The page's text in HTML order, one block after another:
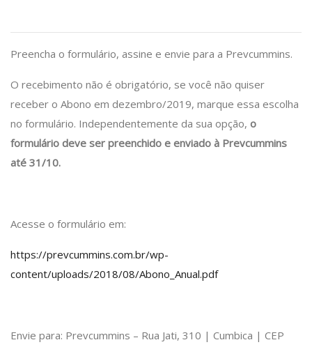
Preencha o formulário, assine e envie para a Prevcummins.
O recebimento não é obrigatório, se você não quiser
receber o Abono em dezembro/2019, marque essa escolha
no formulário. Independentemente da sua opção, o
formulário deve ser preenchido e enviado à Prevcummins
até 31/10.
Acesse o formulário em:
https://prevcummins.com.br/wp-
content/uploads/2018/08/Abono_Anual.pdf
Envie para: Prevcummins – Rua Jati, 310 | Cumbica | CEP